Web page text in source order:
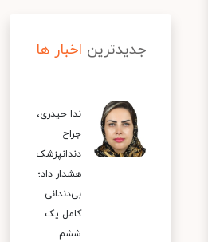
جدیدترین اخبار ها
ندا حیدری،
جراح
دندانپزشک
هشدار داد؛
بی‌دندانی
کامل یک
ششم